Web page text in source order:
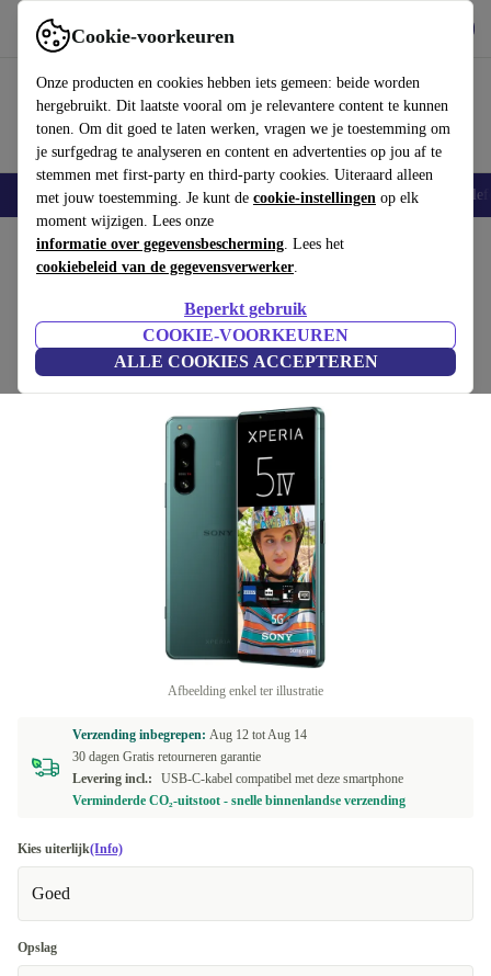
Cookie-voorkeuren
Onze producten en cookies hebben iets gemeen: beide worden
hergebruikt. Dit laatste vooral om je relevantere content te kunnen
tonen. Om dit goed te laten werken, vragen we je toestemming om
je surfgedrag te analyseren en content en advertenties op jou af te
stemmen met first-party en third-party cookies. Uiteraard alleen
met jouw toestemming. Je kunt de cookie-instellingen op elk
moment wijzigen. Lees onze
informatie over gegevensbescherming. Lees het
cookiebeleid van de gegevensverwerker.
Beperkt gebruik
COOKIE-VOORKEUREN
ALLE COOKIES ACCEPTEREN
Gebruik refurbed snel en eenvoudig
Smartphones Laptops Tablets Smartwatches Accessoires
Home Producten Smartphones Sony Mobiele Telefoons
Sony Xperia 5 IV
8 GB | 128 GB | Single-SIM | groen
(4,5/5)
€299
Afbeelding enkel ter illustratie
Verzending inbegrepen: Aug 12 totAug 14
30 dagen Gratis retourneren garantie
Levering incl.:
USB-C-kabel compatibel met deze smartphone
Verminderde CO₂-uitstoot - snelle binnenlandse verzending
Kies uiterlijk(Info)
Goed
Opslag